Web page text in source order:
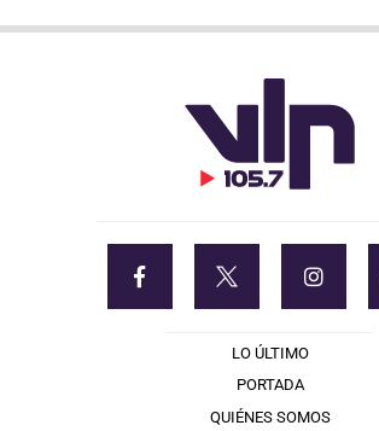
LO ÚLTIMO
PORTADA
QUIÉNES SOMOS